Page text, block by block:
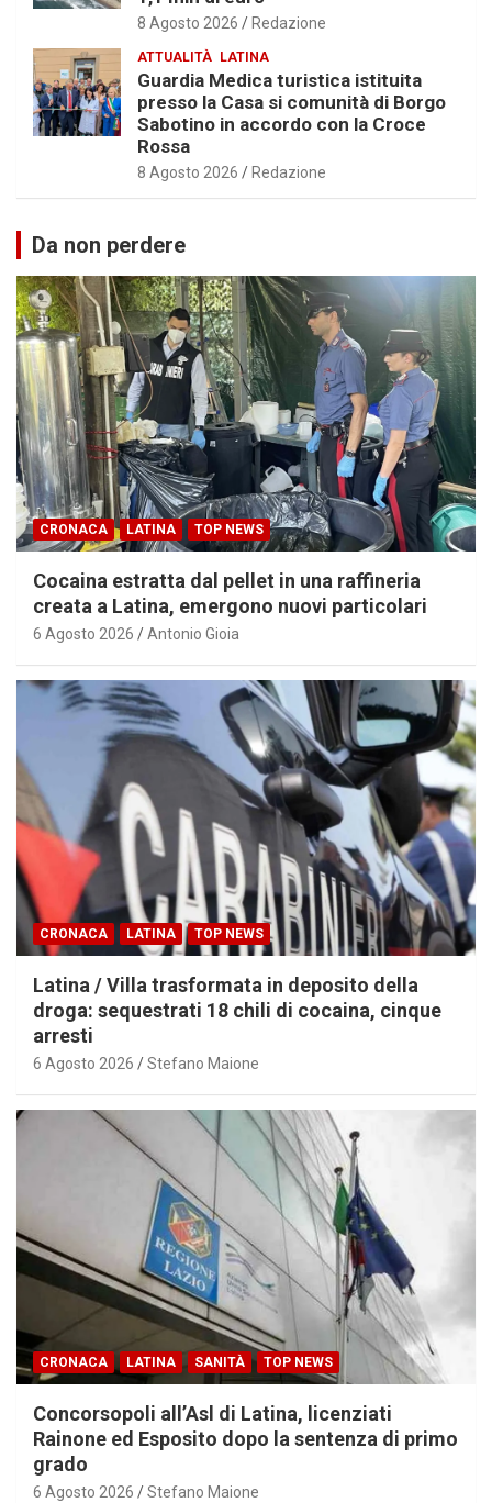
8 Agosto 2026 Redazione
ATTUALITÀ LATINA
Guardia Medica turistica istituita
presso la Casa si comunità di Borgo
Sabotino in accordo con la Croce
Rossa
8 Agosto 2026 Redazione
Da non perdere
CRONACA LATINA TOP NEWS
Cocaina estratta dal pellet in una raffineria
creata a Latina, emergono nuovi particolari
6 Agosto 2026 Antonio Gioia
CRONACA LATINA TOP NEWS
Latina / Villa trasformata in deposito della
droga: sequestrati 18 chili di cocaina, cinque
arresti
6 Agosto 2026 Stefano Maione
CRONACA LATINA SANITÀ TOP NEWS
Concorsopoli all’Asl di Latina, licenziati
Rainone ed Esposito dopo la sentenza di primo
grado
6 Agosto 2026 Stefano Maione